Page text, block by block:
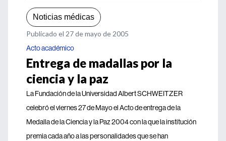
Noticias médicas
Publicado el 27 de mayo de 2005
Acto académico
Entrega de madallas por la
ciencia y la paz
La Fundación de la Universidad Albert SCHWEITZER
celebró el viernes 27 de Mayo el Acto de entrega de la
Medalla de la Ciencia y la Paz 2004 con la que la institución
premia cada año a las personalidades que se han